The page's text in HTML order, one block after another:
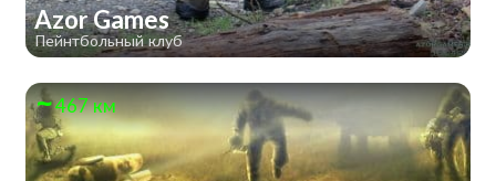
Azor Games
Пейнтбольный клуб
467 км